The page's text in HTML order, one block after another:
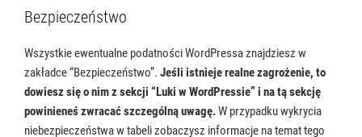
Bezpieczeństwo
Wszystkie ewentualne podatności WordPressa znajdziesz w
zakładce “Bezpieczeństwo”. Jeśli istnieje realne zagrożenie, to
dowiesz się o nim z sekcji “Luki w WordPressie” i na tą sekcję
powinieneś zwracać szczególną uwagę.W przypadku wykrycia
niebezpieczeństwa w tabeli zobaczysz informacje na temat tego